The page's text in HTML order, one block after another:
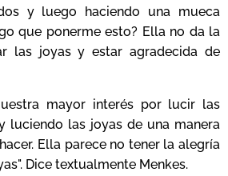
y luego haciendo una mueca
que ponerme esto? Ella no da la
las joyas y estar agradecida de
mayor interés por lucir las
luciendo las joyas de una manera
Ella parece no tener la alegría
Dice textualmente Menkes.